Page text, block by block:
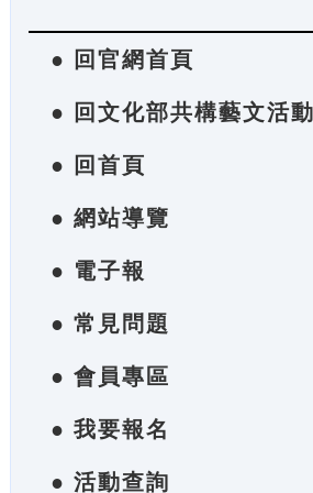
● 回官網首頁
● 回文化部共構藝文活
● 回首頁
● 網站導覽
● 電子報
● 常見問題
● 會員專區
● 我要報名
● 活動查詢